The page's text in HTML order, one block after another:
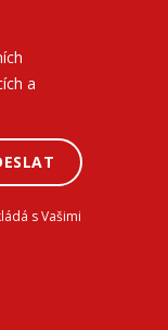
a
s Vašimi